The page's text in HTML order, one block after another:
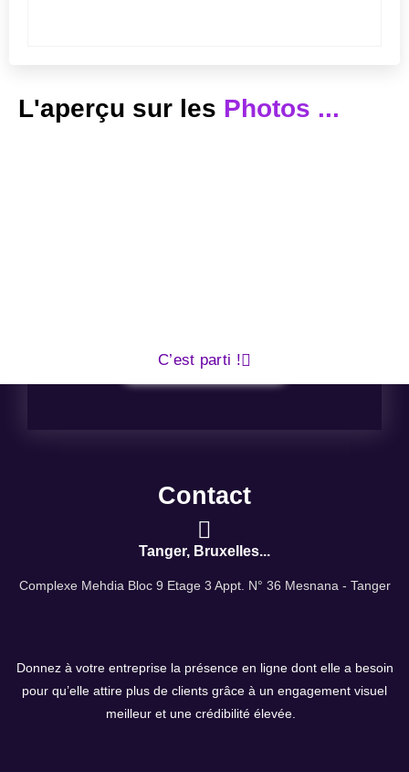
L'aperçu sur les Photos ...
C’est parti !
Contact
Tanger, Bruxelles...
Complexe Mehdia Bloc 9 Etage 3 Appt. N° 36 Mesnana - Tanger
Donnez à votre entreprise la présence en ligne dont elle a besoin
pour qu’elle attire plus de clients grâce à un engagement visuel
meilleur et une crédibilité élevée.